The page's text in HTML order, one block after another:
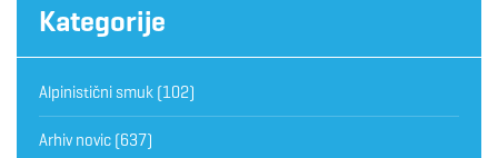
Kategorije
Alpinistični smuk (102)
Arhiv novic (637)